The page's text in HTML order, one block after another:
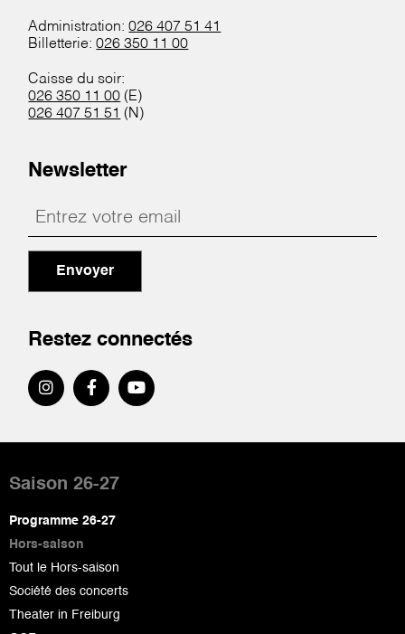
Administration:026 407 51 41
Billetterie:026 350 11 00
Caisse du soir:
026 350 11 00 (E)
026 407 51 51 (N)
Newsletter
Envoyer
Restez connectés
de
page
Saison 26-27
Programme 26-27
Hors-saison
Tout le Hors-saison
Société des concerts
Theater in Freiburg